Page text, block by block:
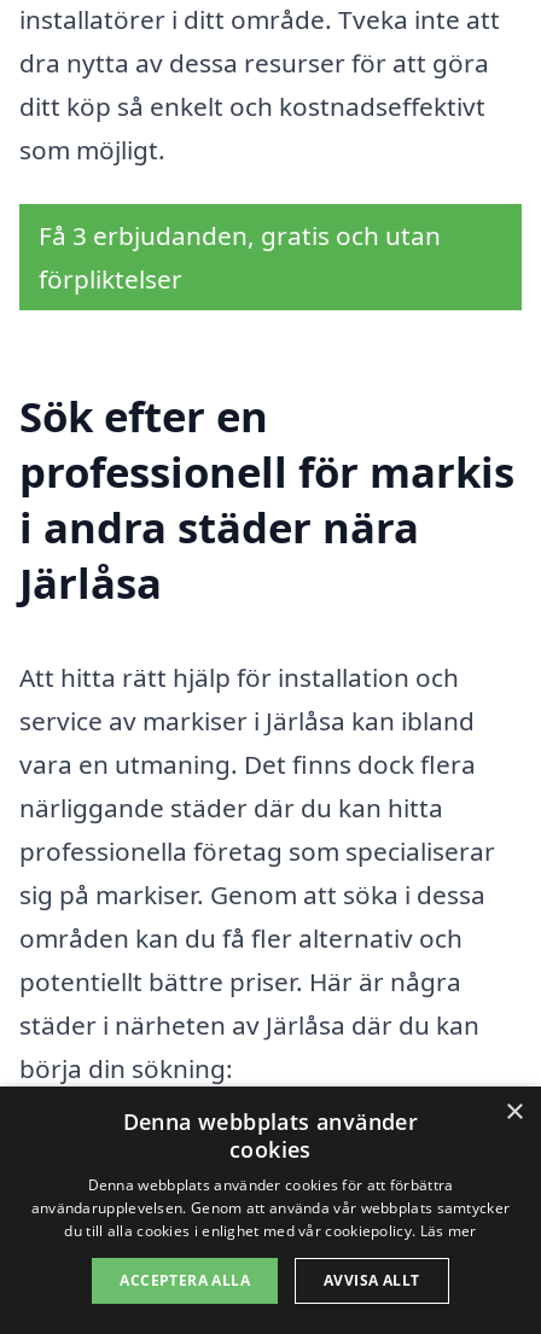
installatörer i ditt område. Tveka inte att
dra nytta av dessa resurser för att göra
ditt köp så enkelt och kostnadseffektivt
som möjligt.
Få 3 erbjudanden, gratis och utan
förpliktelser
Sök efter en
professionell för markis
i andra städer nära
Järlåsa
Att hitta rätt hjälp för installation och
service av markiser i Järlåsa kan ibland
vara en utmaning. Det finns dock flera
närliggande städer där du kan hitta
professionella företag som specialiserar
sig på markiser. Genom att söka i dessa
områden kan du få fler alternativ och
potentiellt bättre priser. Här är några
städer i närheten av Järlåsa där du kan
börja din sökning:
Bälinge
Götering
×
Denna webbplats använder
cookies
Denna webbplats använder cookies för att förbättra
användarupplevelsen. Genom att använda vår webbplats samtycker
du till alla cookies i enlighet med vår cookiepolicy. Läs mer
ACCEPTERA ALLA AVVISA ALLT